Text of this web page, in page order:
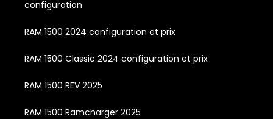
configuration
RAM 1500 2024 configuration et prix
RAM 1500 Classic 2024 configuration et prix
RAM 1500 REV 2025
RAM 1500 Ramcharger 2025